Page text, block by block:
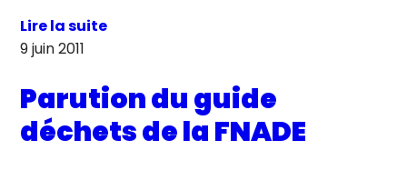
Lire la suite
9 juin 2011
Parution du guide
déchets de la FNADE